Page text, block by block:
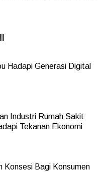
Hadapi Generasi Digital
Industri Rumah Sakit
Tekanan Ekonomi
Konsesi Bagi Konsumen